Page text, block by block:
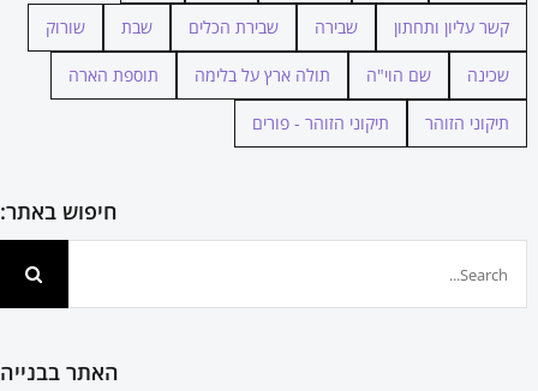
קשר עליון ותחתון שבירה שבירת הכלים שבת שורוק
שכינה שם הוי"ה תולה ארץ על בלימה תוספת הארה
תיקוני הזוהר תיקוני הזוהר - פורים
חיפוש באתר:
האתר בבנייה